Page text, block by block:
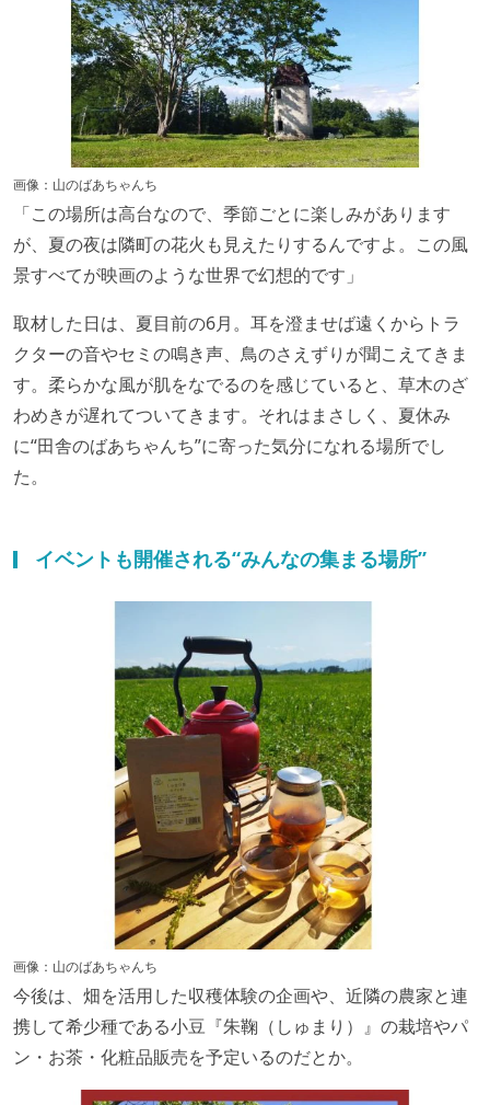
画像：山のばあちゃんち
「この場所は高台なので、季節ごとに楽しみがあります
が、夏の夜は隣町の花火も見えたりするんですよ。この風
景すべてが映画のような世界で幻想的です」
取材した日は、夏目前の6月。耳を澄ませば遠くからトラ
クターの音やセミの鳴き声、鳥のさえずりが聞こえてきま
す。柔らかな風が肌をなでるのを感じていると、草木のざ
わめきが遅れてついてきます。それはまさしく、夏休み
に“田舎のばあちゃんち”に寄った気分になれる場所でし
た。
イベントも開催される“みんなの集まる場所”
画像：山のばあちゃんち
今後は、畑を活用した収穫体験の企画や、近隣の農家と連
携して希少種である小豆『朱鞠（しゅまり）』の栽培やパ
ン・お茶・化粧品販売を予定いるのだとか。